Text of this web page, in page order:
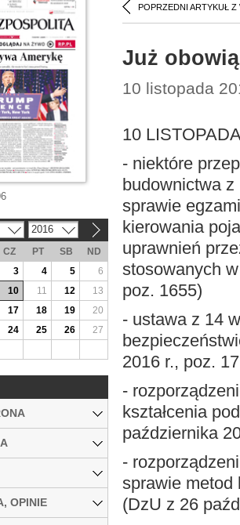
POPRZEDNI ARTYKUŁ Z
Już
10 listopada
10
- niektóre
budownictwa
sprawie
kierowania
uprawnień
stosowanych
poz. 1655)
- ustawa z 14
2016 r., poz.
-
kształcenia
października
-
sprawie metod
(DzU z 26
2016
CZ PT SB
ND
3 4 5
6
10 11 12
13
17 18 19
20
24 25 26
27
OPINIE